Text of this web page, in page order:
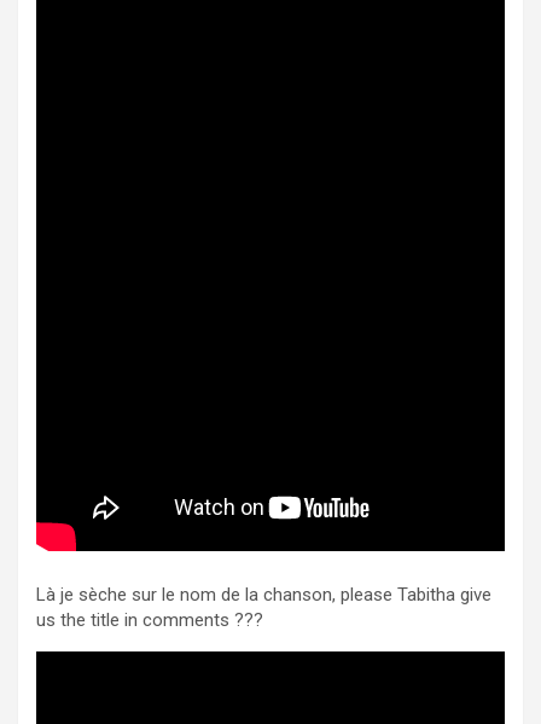
Là je sèche sur le nom de la chanson, please Tabitha give
us the title in comments ???